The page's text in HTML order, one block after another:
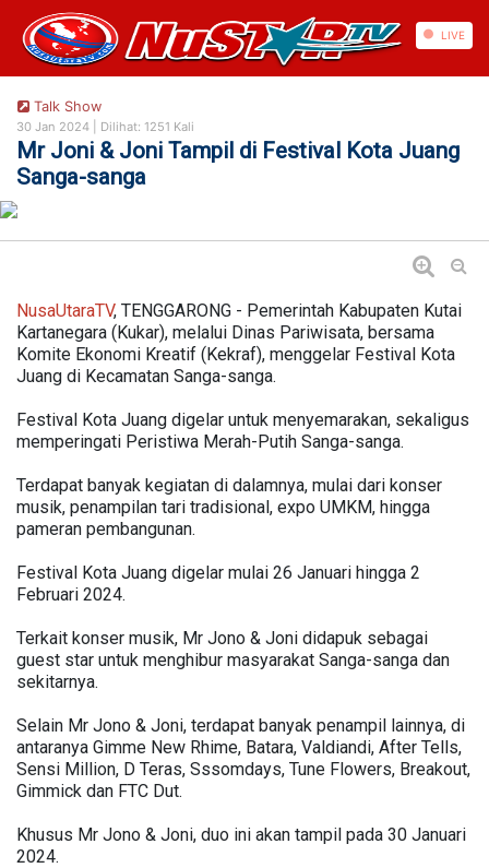
https://nusautaratv.com/
LIVE
Talk Show
30 Jan 2024 | Dilihat: 1251 Kali
Mr Joni & Joni Tampil di Festival Kota Juang
Sanga-sanga
NusaUtaraTV, TENGGARONG - Pemerintah Kabupaten Kutai
Kartanegara (Kukar), melalui Dinas Pariwisata, bersama
Komite Ekonomi Kreatif (Kekraf), menggelar Festival Kota
Juang di Kecamatan Sanga-sanga.
Festival Kota Juang digelar untuk menyemarakan, sekaligus
memperingati Peristiwa Merah-Putih Sanga-sanga.
Terdapat banyak kegiatan di dalamnya, mulai dari konser
musik, penampilan tari tradisional, expo UMKM, hingga
pameran pembangunan.
Festival Kota Juang digelar mulai 26 Januari hingga 2
Februari 2024.
Terkait konser musik, Mr Jono & Joni didapuk sebagai
guest star untuk menghibur masyarakat Sanga-sanga dan
sekitarnya.
Selain Mr Jono & Joni, terdapat banyak penampil lainnya, di
antaranya Gimme New Rhime, Batara, Valdiandi, After Tells,
Sensi Million, D Teras, Sssomdays, Tune Flowers, Breakout,
Gimmick dan FTC Dut.
Khusus Mr Jono & Joni, duo ini akan tampil pada 30 Januari
2024.